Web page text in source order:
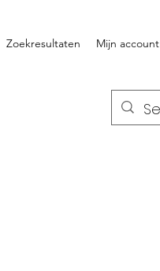
Zoekresultaten Mijn account